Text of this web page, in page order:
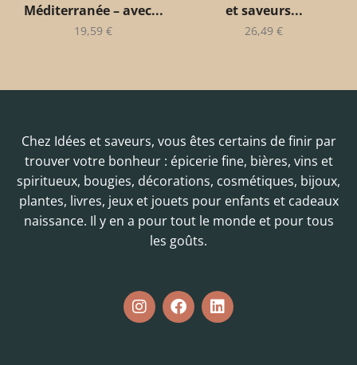
Méditerranée – avec...
19,59 €
et saveurs...
26,49 €
Chez Idées et saveurs, vous êtes certains de finir par
trouver votre bonheur : épicerie fine, bières, vins et
spiritueux, bougies, décorations, cosmétiques, bijoux,
plantes, livres, jeux et jouets pour enfants et cadeaux
naissance. Il y en a pour tout le monde et pour tous
les goûts.